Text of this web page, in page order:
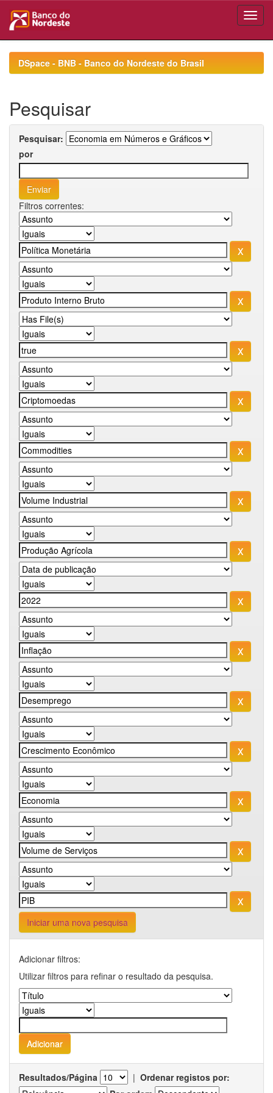
navigationDSpace - BNB - Banco do Nordeste do Brasil
Pesquisar
Pesquisar:
por
Filtros correntes:
Iniciar uma nova pesquisa
Adicionar filtros:
Utilizar filtros para refinar o resultado da pesquisa.
Resultados/Página | Ordenar registos por: